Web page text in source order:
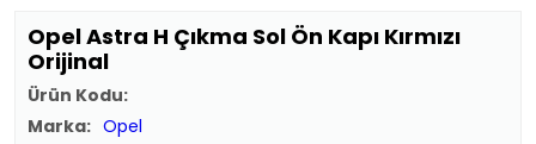
Opel Astra H Çıkma Sol Ön Kapı Kırmızı
Orijinal
Ürün Kodu:
Marka: Opel